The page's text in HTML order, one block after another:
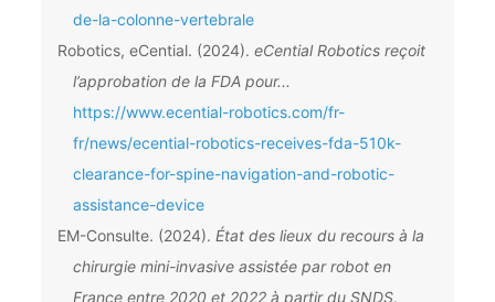
de-la-colonne-vertebrale
Robotics, eCential. (2024). eCential Robotics reçoit
l’approbation de la FDA pour...
https://www.ecential-robotics.com/fr-
fr/news/ecential-robotics-receives-fda-510k-
clearance-for-spine-navigation-and-robotic-
assistance-device
EM-Consulte. (2024). État des lieux du recours à la
chirurgie mini-invasive assistée par robot en
France entre 2020 et 2022 à partir du SNDS.